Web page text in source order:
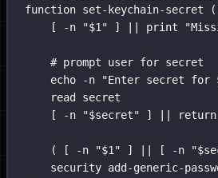
function set-keychain-secret
[
-n "$1 " ] print "
# prompt user for secret
echo
-n "Enter secret for
read
secret
[
-n "$secret" ] return
( [ -n "$1 " ] [ -n "
security add-generic-